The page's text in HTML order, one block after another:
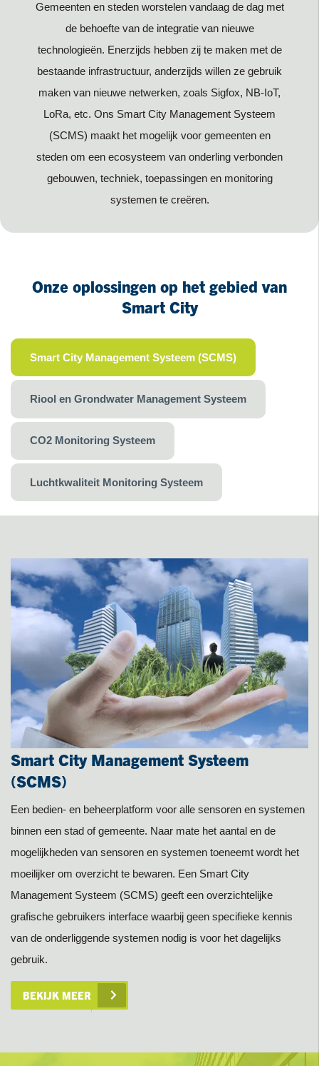
Gemeenten en steden worstelen vandaag de dag met
de behoefte van de integratie van nieuwe
technologieën. Enerzijds hebben zij te maken met de
bestaande infrastructuur, anderzijds willen ze gebruik
maken van nieuwe netwerken, zoals Sigfox, NB-IoT,
LoRa, etc. Ons Smart City Management Systeem
(SCMS) maakt het mogelijk voor gemeenten en
steden om een ecosysteem van onderling verbonden
gebouwen, techniek, toepassingen en monitoring
systemen te creëren.
Onze oplossingen op het gebied van
Smart City
Smart City Management Systeem (SCMS)
Riool en Grondwater Management Systeem
CO2 Monitoring Systeem
Luchtkwaliteit Monitoring Systeem
Smart City Management Systeem
(SCMS)
Een bedien- en beheerplatform voor alle sensoren en systemen
binnen een stad of gemeente. Naar mate het aantal en de
mogelijkheden van sensoren en systemen toeneemt wordt het
moeilijker om overzicht te bewaren. Een Smart City
Management Systeem (SCMS) geeft een overzichtelijke
grafische gebruikers interface waarbij geen specifieke kennis
van de onderliggende systemen nodig is voor het dagelijks
gebruik.
BEKIJK MEER